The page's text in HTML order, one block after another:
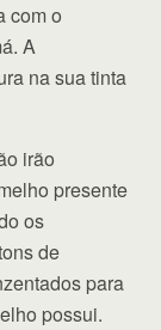
com o
A
na sua tinta
irão
presente
os
de
para
possui.